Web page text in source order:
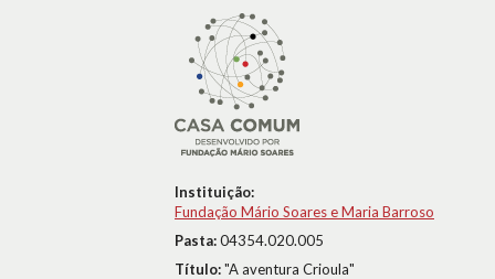
Instituição:
Fundação Mário Soares e Maria Barroso
Pasta:04354.020.005
Título:"A aventura Crioula"